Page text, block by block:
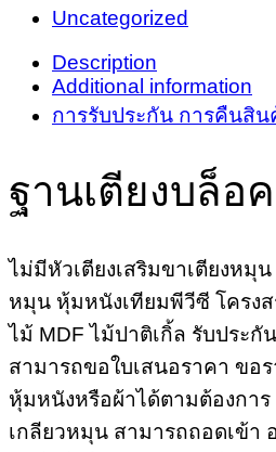
Uncategorized
Description
Additional information
การรับประกัน การคืนสิน
ฐานเตียงบล็อค
ไม่มีหัวเตียงเสริมขาเตียงหมุ
หมุน หุ้มหนังเทียมพีวีซี โครงส
ไม้ MDF ไม้ปาติเกิ้ล รับประกั
สามารถขอใบเสนอราคา ขอ
หุ้มหนังหรือผ้าได้ตามต้องการ
เกลียวหมุน สามารถถอดเข้า